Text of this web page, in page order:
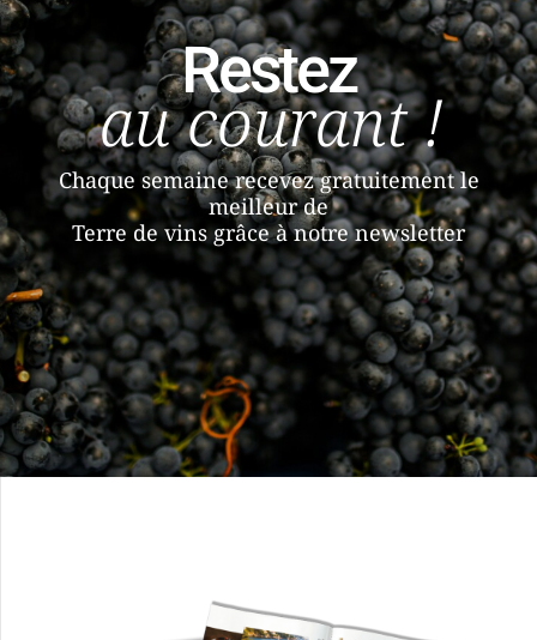
Restez
au courant !
Chaque semaine recevez gratuitement le
meilleur de
Terre de vins grâce à notre newsletter